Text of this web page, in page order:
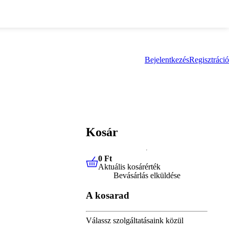
BejelentkezésRegisztráció
Kosár
0 FtAktuális kosárérték
0 Ft
Aktuális kosárérték
Bevásárlás elküldése
A kosarad
Válassz szolgáltatásaink közül